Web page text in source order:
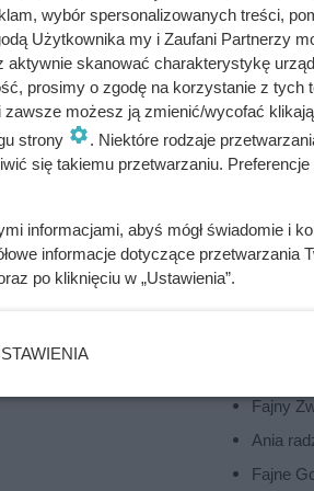
momentów ich historii, wydarzeń,
artykuły w
Fajny
Ania
Fajne
wybór spersonalizowanych treści,
Użytkownika my i Zaufani Partnerzy
aktywnie skanować charakterystykę
prosimy o zgodę na korzystanie z tych
zawsze możesz ją zmienić/wycofać
strony
. Niektóre rodzaje
się takiemu przetwarzaniu.
informacjami, abyś mógł świadomie i
informacje dotyczące przetwarzania
po kliknięciu w „Ustawienia”.